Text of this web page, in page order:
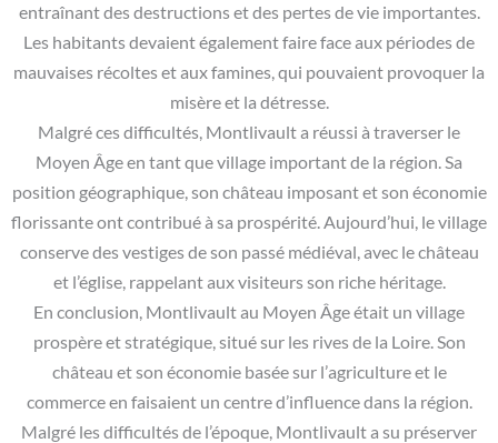
entraînant des destructions et des pertes de vie importantes.
Les habitants devaient également faire face aux périodes de
mauvaises récoltes et aux famines, qui pouvaient provoquer la
misère et la détresse.
Malgré ces difficultés, Montlivault a réussi à traverser le
Moyen Âge en tant que village important de la région. Sa
position géographique, son château imposant et son économie
florissante ont contribué à sa prospérité. Aujourd’hui, le village
conserve des vestiges de son passé médiéval, avec le château
et l’église, rappelant aux visiteurs son riche héritage.
En conclusion, Montlivault au Moyen Âge était un village
prospère et stratégique, situé sur les rives de la Loire. Son
château et son économie basée sur l’agriculture et le
commerce en faisaient un centre d’influence dans la région.
Malgré les difficultés de l’époque, Montlivault a su préserver